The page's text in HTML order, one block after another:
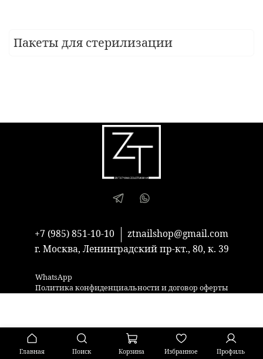
Пакеты для стерилизации
+7 (985) 851-10-10
ztnailshop@gmail.com
г. Москва, Ленинградский пр-кт., 80, к. 39
WhatsApp
Политика конфиденциальности и договор оферты
Главная Поиск Корзина Избранное Профиль